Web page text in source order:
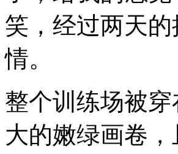
笑，经过两天
情。
整个训练场被
大的嫩绿画卷